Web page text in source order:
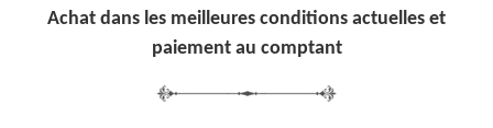
Achat dans les meilleures conditions actuelles et
paiement au comptant